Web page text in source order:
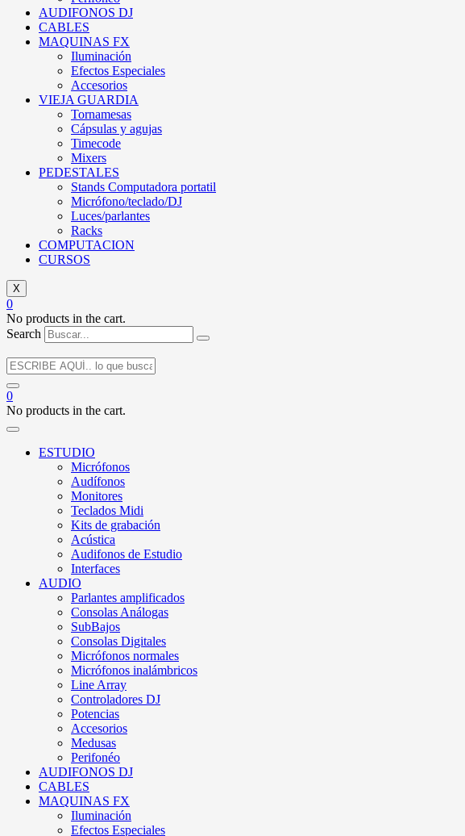
AUDIFONOS DJ
CABLES
MAQUINAS FX
Iluminación
Efectos Especiales
Accesorios
VIEJA GUARDIA
Tornamesas
Cápsulas y agujas
Timecode
Mixers
PEDESTALES
Stands Computadora portatil
Micrófono/teclado/DJ
Luces/parlantes
Racks
COMPUTACION
CURSOS
X
0
No products in the cart.
Search
0
No products in the cart.
ESTUDIO
Micrófonos
Audífonos
Monitores
Teclados Midi
Kits de grabación
Acústica
Audifonos de Estudio
Interfaces
AUDIO
Parlantes amplificados
Consolas Análogas
SubBajos
Consolas Digitales
Micrófonos normales
Micrófonos inalámbricos
Line Array
Controladores DJ
Potencias
Accesorios
Medusas
Perifonéo
AUDIFONOS DJ
CABLES
MAQUINAS FX
Iluminación
Efectos Especiales